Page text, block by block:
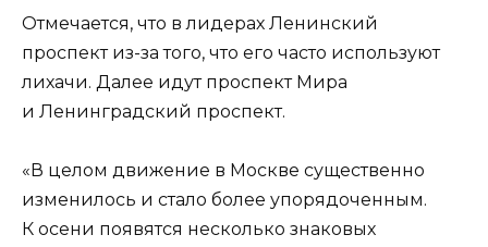
Отмечается, что в лидерах Ленинский
проспект из-за того, что его часто используют
лихачи. Далее идут проспект Мира
и Ленинградский проспект.
«В целом движение в Москве существенно
изменилось и стало более упорядоченным.
К осени появятся несколько знаковых